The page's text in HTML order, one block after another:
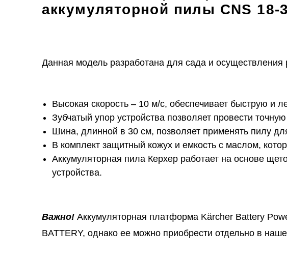
аккумуляторной пилы CNS 18-
Данная модель разработана для сада и осуществления
Высокая скорость – 10 м/с, обеспечивает быструю и
Зубчатый упор устройства позволяет провести
Шина, длинной в 30 см, позволяет применять пилу
В комплект защитный кожух и емкость с маслом,
Аккумуляторная пила Керхер работает на основе
устройства.
Важно!Аккумуляторная платформа Kärcher Battery
BATTERY, однако ее можно приобрести отдельно в